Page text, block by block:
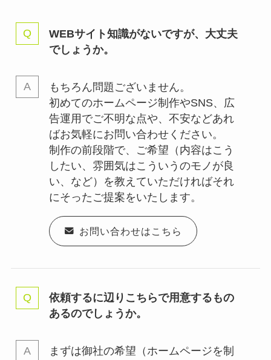
WEBサイト知識がないですが、大丈夫
でしょうか。
もちろん問題ございません。
初めてのホームページ制作やSNS、広
告運用でご不明な点や、不安などあれ
ばお気軽にお問い合わせください。
制作の前段階で、ご希望（内容はこう
したい、雰囲気はこういうのモノが良
い、など）を教えていただければそれ
にそったご提案をいたします。
お問い合わせはこちら
依頼するに辺りこちらで用意するもの
あるのでしょうか。
まずは御社の希望（ホームページを制